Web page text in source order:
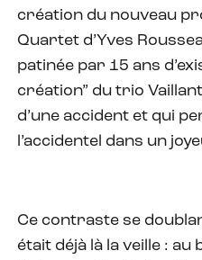
création du nouveau
Quartet d’Yves
patinée par 15 ans
création” du trio
d’une accident et qui
l’accidentel dans un
Ce contraste se
était déjà là la veille :